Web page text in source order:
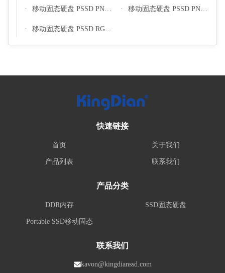
移动固态硬盘 PSSD PNV12 移动固态硬盘 PSSD PNV11
移动固态硬盘 PSSD RGB系列 P11
快速链接
首页 关于我们
产品列表 联系我们
产品分类
DDR内存 SSD固态硬盘
Portable SSD移动固态
联系我们
kavon@kingdianssd.com